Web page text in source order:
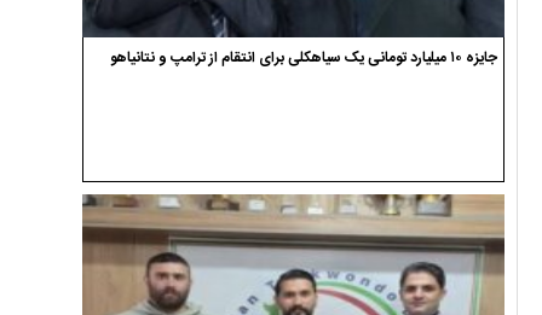
جایزه ۱۰ میلیارد تومانی یک سیاهکلی برای انتقام از ترامپ و نتانیاهو